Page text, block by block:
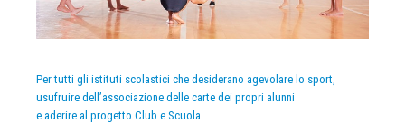
Per tutti gli istituti scolastici che desiderano agevolare lo sport,
usufruire dell’associazione delle carte dei propri alunni
e aderire al progetto Club e Scuola